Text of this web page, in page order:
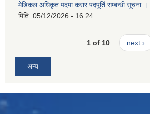
मेडिकल अधिकृत पदमा करार पदपूर्ति सम्बन्धी सूचना ।
मिति: 05/12/2026 - 16:24
1 of 10 next ›
अन्य